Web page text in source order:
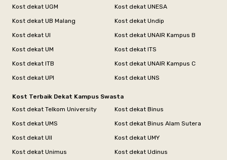
Kost dekat UGM
Kost dekat UNESA
Kost dekat UB Malang
Kost dekat Undip
Kost dekat UI
Kost dekat UNAIR Kampus B
Kost dekat UM
Kost dekat ITS
Kost dekat ITB
Kost dekat UNAIR Kampus C
Kost dekat UPI
Kost dekat UNS
Kost Terbaik Dekat Kampus Swasta
Kost dekat Telkom University
Kost dekat Binus
Kost dekat UMS
Kost dekat Binus Alam Sutera
Kost dekat UII
Kost dekat UMY
Kost dekat Unimus
Kost dekat Udinus